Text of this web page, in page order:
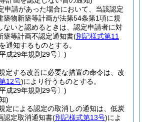
申請があった場合において、当該認定
築物新築等計画が法第54条第1項に規
ないと認めるときは、認定申請者に対
築等計画不認定通知書(別記様式第11
通知するものとする。
成29年規則29号〕)
定する改善に必要な措置の命令は、改
12号)により行うものとする。
成29年規則29号〕)
)
定による認定の取消しの通知は、低炭
認定取消通知書(別記様式第13号)によ